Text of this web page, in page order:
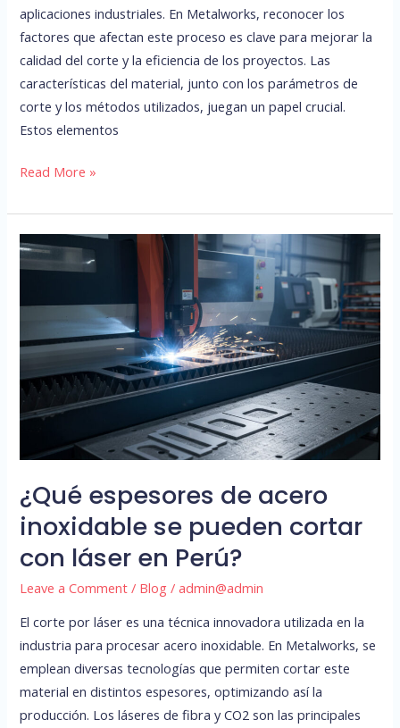
aplicaciones industriales. En Metalworks, reconocer los
factores que afectan este proceso es clave para mejorar la
calidad del corte y la eficiencia de los proyectos. Las
características del material, junto con los parámetros de
corte y los métodos utilizados, juegan un papel crucial.
Estos elementos
Read More »
¿Qué espesores de acero
inoxidable se pueden cortar
con láser en Perú?
Leave a Comment / Blog /admin@admin
El corte por láser es una técnica innovadora utilizada en la
industria para procesar acero inoxidable. En Metalworks, se
emplean diversas tecnologías que permiten cortar este
material en distintos espesores, optimizando así la
producción. Los láseres de fibra y CO2 son las principales
¿Qué
espesores
inoxidable
se
pueden
cortar
láser
Perú?